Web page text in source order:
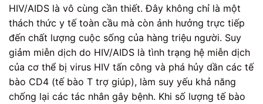
HIV/AIDS là vô cùng cần thiết. Đây không chỉ là một
thách thức y tế toàn cầu mà còn ảnh hưởng trực tiếp
đến chất lượng cuộc sống của hàng triệu người. Suy
giảm miễn dịch do HIV/AIDS là tình trạng hệ miễn dịch
của cơ thể bị virus HIV tấn công và phá hủy dần các tế
bào CD4 (tế bào T trợ giúp), làm suy yếu khả năng
chống lại các tác nhân gây bệnh. Khi số lượng tế bào